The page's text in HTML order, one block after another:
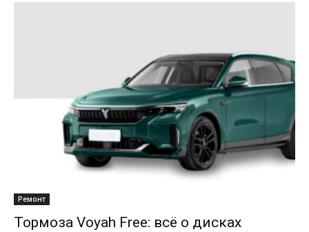
Ремонт
Тормоза Voyah Free: всё о дисках